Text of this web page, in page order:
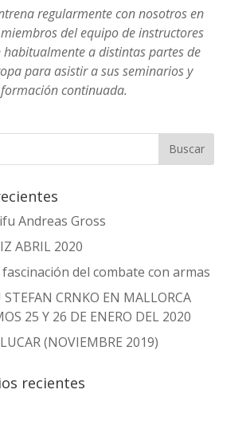
regularmente con nosotros en
del equipo de instructores
habitualmente a distintas partes de
para asistir a sus seminarios y
continuada.
Andreas Gross
ABRIL 2020
fascinación del combate con armas
STEFAN CRNKO EN MALLORCA
25 Y 26 DE ENERO DEL 2020
(NOVIEMBRE 2019)
recientes